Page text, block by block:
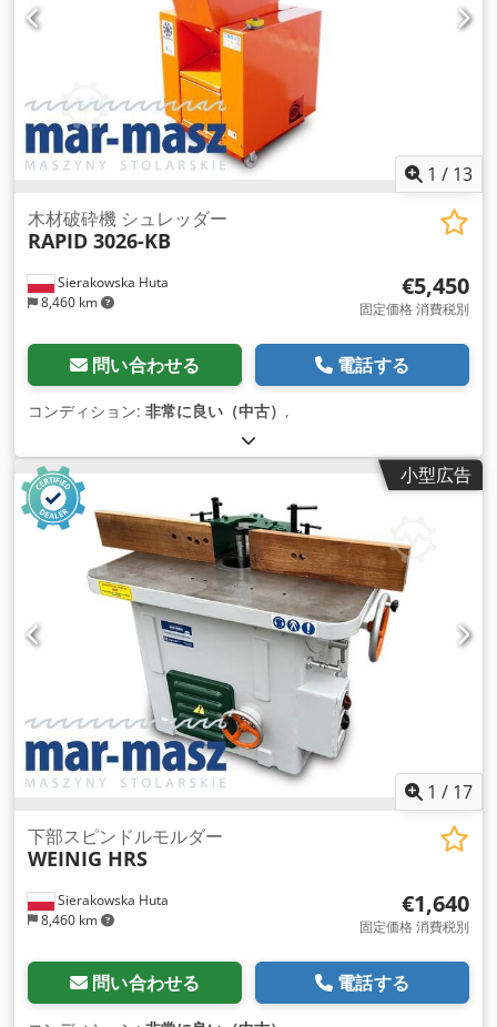
1 / 13
Sierakowska Huta
8,460 km
木材破砕機 シュレッダー
RAPID 3026-KB
€5,450
固定価格 消費税別
問い合わせる 電話する
コンディション: 非常に良い（中古） ,
小型広告
1 / 17
Sierakowska Huta
8,460 km
下部スピンドルモルダー
WEINIG HRS
€1,640
固定価格 消費税別
問い合わせる 電話する